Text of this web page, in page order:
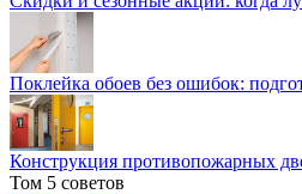
Поклейка обоев без ошибок:
Конструкция противопожарных
Том 5 советов